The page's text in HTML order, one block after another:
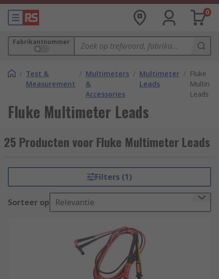
0
Fabrikantnummer
/ Test &
Measurement
/ Multimeters
&
Accessories
/ Multimeter
Leads
/ Fluke
Leads
Fluke Multimeter Leads
25 Producten voor Fluke Multimeter Leads
Filters (1)
Sorteer op Relevantie